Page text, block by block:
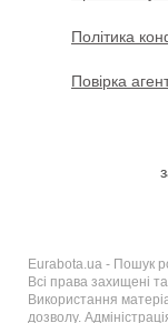
Політика
Повірка
Eurabota.ua - Пошук
Всі права захищені
Використання
дозволу.